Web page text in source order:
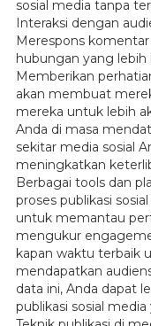
sosial media tanpa
Interaksi dengan
Merespons
hubungan yang lebih
Memberikan
akan membuat
mereka untuk lebih
Anda di masa
sekitar media sosial
meningkatkan
Berbagai tools dan
proses publikasi
untuk memantau
mengukur
kapan waktu terbaik
mendapatkan
data ini, Anda dapat
publikasi sosial